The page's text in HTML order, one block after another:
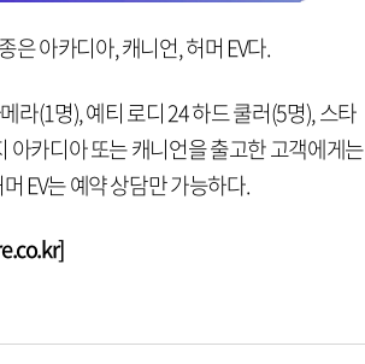
은 아카디아, 캐니언, 허머 EV다.
라(1명), 예티 로디 24 하드 쿨러(5명), 스타
아카디아 또는 캐니언을 출고한 고객에게는
EV는 예약 상담만 가능하다.